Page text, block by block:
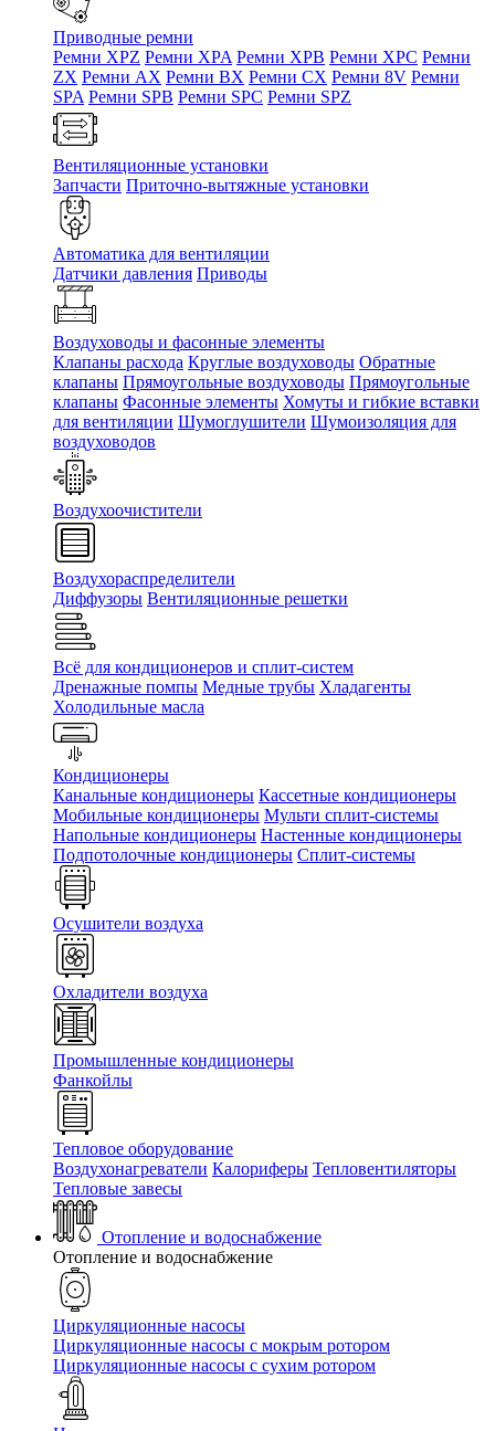
Приводные ремни
Ремни XPZ Ремни XPA Ремни XPB Ремни XPC Ремни
ZX Ремни AX Ремни BX Ремни CX Ремни 8V Ремни
SPA Ремни SPB Ремни SPC Ремни SPZ
Вентиляционные установки
Запчасти Приточно-вытяжные установки
Автоматика для вентиляции
Датчики давления Приводы
Воздуховоды и фасонные элементы
Клапаны расхода Круглые воздуховоды Обратные
клапаны Прямоугольные воздуховоды Прямоугольные
клапаны Фасонные элементы Хомуты и гибкие вставки
для вентиляции Шумоглушители Шумоизоляция для
воздуховодов
Воздухоочистители
Воздухораспределители
Диффузоры Вентиляционные решетки
Всё для кондиционеров и сплит-систем
Дренажные помпы Медные трубы Хладагенты
Холодильные масла
Кондиционеры
Канальные кондиционеры Кассетные кондиционеры
Мобильные кондиционеры Мульти сплит-системы
Напольные кондиционеры Настенные кондиционеры
Подпотолочные кондиционеры Сплит-системы
Осушители воздуха
Охладители воздуха
Промышленные кондиционеры
Фанкойлы
Тепловое оборудование
Воздухонагреватели Калориферы Тепловентиляторы
Тепловые завесы
Отопление и водоснабжение
Отопление и водоснабжение
Циркуляционные насосы
Циркуляционные насосы с мокрым ротором
Циркуляционные насосы с сухим ротором